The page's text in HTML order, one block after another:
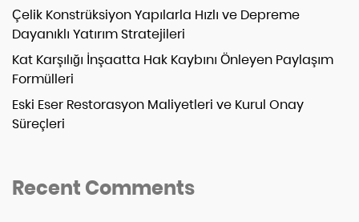
Çelik Konstrüksiyon Yapılarla Hızlı ve Depreme
Dayanıklı Yatırım Stratejileri
Kat Karşılığı İnşaatta Hak Kaybını Önleyen Paylaşım
Formülleri
Eski Eser Restorasyon Maliyetleri ve Kurul Onay
Süreçleri
Recent Comments